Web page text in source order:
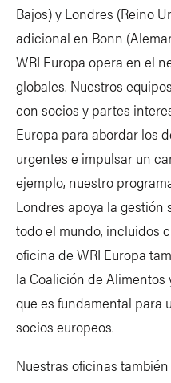
Bajos) y Londres (Reino
adicional en Bonn
WRI Europa opera en el
globales. Nuestros
con socios y partes
Europa para abordar los
urgentes e impulsar un
ejemplo, nuestro
Londres apoya la gestión
todo el mundo, incluidos
oficina de WRI Europa
la Coalición de Alimentos
que es fundamental para
socios europeos.
Nuestras oficinas